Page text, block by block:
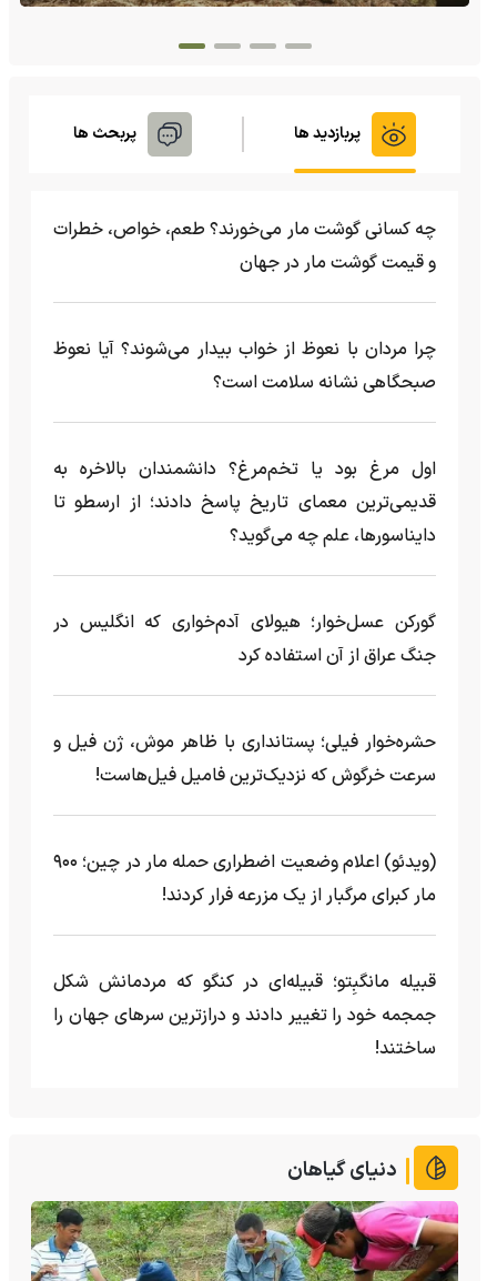
پربازدید ها پربحث ها
چه کسانی گوشت مار می‌خورند؟ طعم، خواص، خطرات
و قیمت گوشت مار در جهان
چرا مردان با نعوظ از خواب بیدار می‌شوند؟ آیا نعوظ
صبحگاهی نشانه سلامت است؟
اول مرغ بود یا تخم‌مرغ؟ دانشمندان بالاخره به
قدیمی‌ترین معمای تاریخ پاسخ دادند؛ از ارسطو تا
دایناسورها، علم چه می‌گوید؟
گورکن عسل‌خوار؛ هیولای آدم‌خواری که انگلیس در
جنگ عراق از آن استفاده کرد
حشره‌خوار فیلی؛ پستانداری با ظاهر موش، ژن فیل و
سرعت خرگوش که نزدیک‌ترین فامیل فیل‌هاست!
(ویدئو) اعلام وضعیت اضطراری حمله مار‌ در چین؛ ۹۰۰
مار کبرای مرگبار از یک مزرعه‌ فرار کردند!
قبیله مانگبِتو؛ قبیله‌ای در کنگو که مردمانش شکل
جمجمه خود را تغییر دادند و درازترین سرهای جهان را
ساختند!
دنیای گیاهان